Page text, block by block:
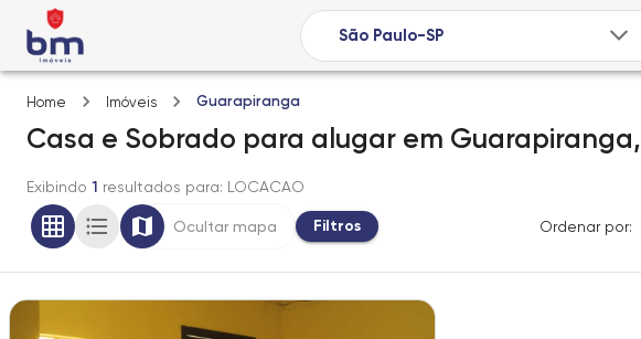
Home Imóveis Guarapiranga
Casa e Sobrado para alugar em Guarapiranga,
Exibindo 1 resultados para: LOCACAO
Ocultar mapa Filtros Ordenar por: